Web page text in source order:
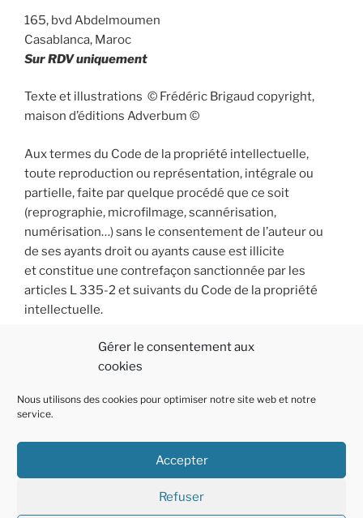
Gérer le consentement aux
cookies
Nous utilisons des cookies pour optimiser notre site web et notre
service.
Accepter
Refuser
165, bvd Abdelmoumen
Casablanca, Maroc
Sur RDV uniquement
Texte et illustrations © Frédéric Brigaud copyright,
maison d’éditions Adverbum ©
Aux termes du Code de la propriété intellectuelle,
toute reproduction ou représentation, intégrale ou
partielle, faite par quelque procédé que ce soit
(reprographie, microfilmage, scannérisation,
numérisation…) sans le consentement de l’auteur ou
de ses ayants droit ou ayants cause est illicite
et constitue une contrefaçon sanctionnée par les
articles L 335-2 et suivants du Code de la propriété
intellectuelle.
PolitiqueE-
Linkedin